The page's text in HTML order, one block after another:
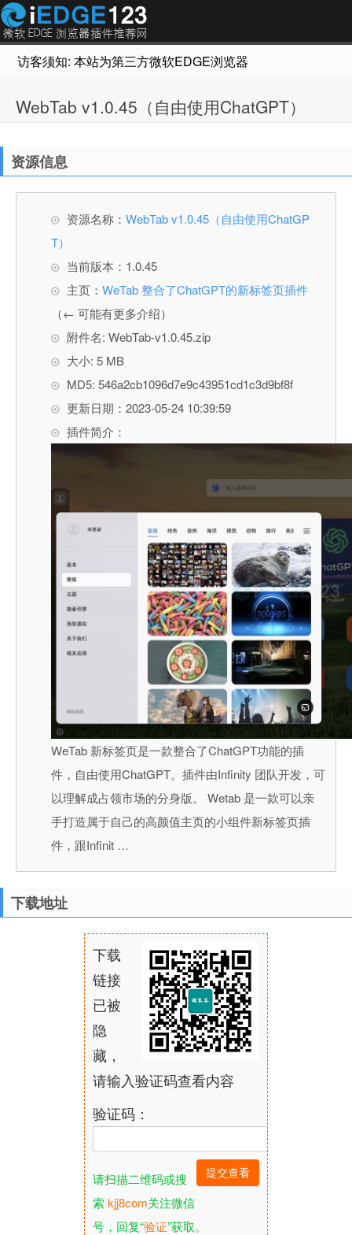
访客须知: 本站为第三方微软EDGE浏览器插件推荐网站，
WebTab v1.0.45（自由使用ChatGPT）
资源信息
资源名称： WebTab v1.0.45（自由使用ChatGP
T）
当前版本：1.0.45
主页： WeTab 整合了ChatGPT的新标签页插件
（← 可能有更多介绍）
附件名: WebTab-v1.0.45.zip
大小: 5 MB
MD5: 546a2cb1096d7e9c43951cd1c3d9bf8f
更新日期：2023-05-24 10:39:59
插件简介：
WeTab 新标签页是一款整合了ChatGPT功能的插
件，自由使用ChatGPT。插件由Infinity 团队开发，可
以理解成占领市场的分身版。 Wetab 是一款可以亲
手打造属于自己的高颜值主页的小组件新标签页插
件，跟Infinit …
下载地址
下载
链接
已被
隐
藏，
请输入验证码查看内容
验证码：
请扫描二维码或搜
索kjj8com关注微信
号，回复“验证”获取。